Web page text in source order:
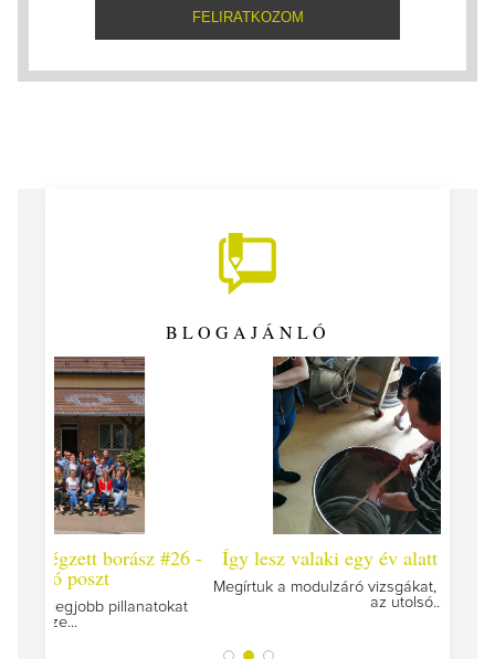
BLOGAJÁNLÓ
Így lesz valaki egy év alatt végzett borász #25
Megírtuk a modulzáró vizsgákat, már lázasan készülünk